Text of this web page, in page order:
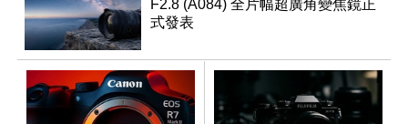
F2.8 (A084) 全片幅超廣角變焦鏡正
式發表